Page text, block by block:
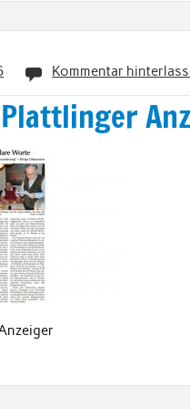
Kommentar